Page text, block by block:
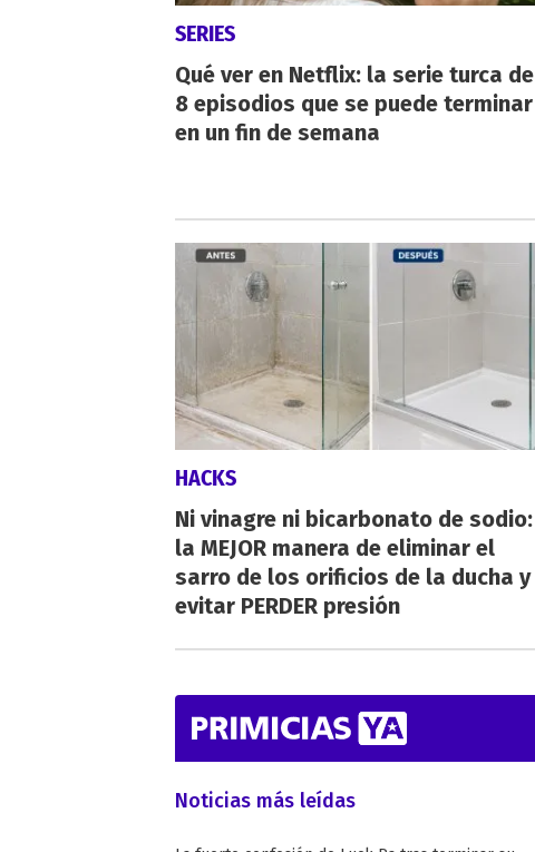
SERIES
Qué ver en Netflix: la serie turca de
8 episodios que se puede terminar
en un fin de semana
HACKS
Ni vinagre ni bicarbonato de sodio:
la MEJOR manera de eliminar el
sarro de los orificios de la ducha y
evitar PERDER presión
Noticias más leídas